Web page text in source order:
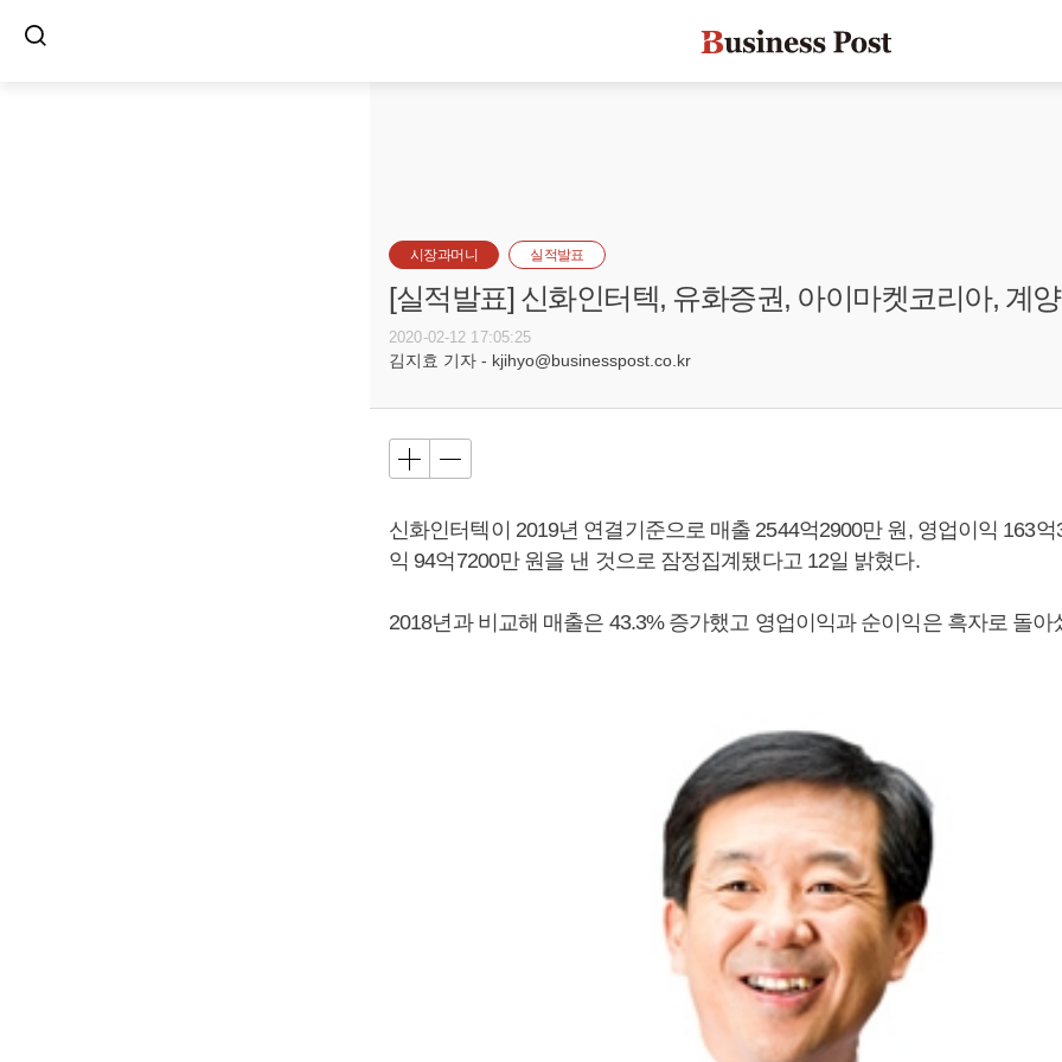
시장과머니 실적발표
[실적발표] 신화인터텍, 유화증권, 아이마켓코리아, 계
2020-02-12 17:05:25
김지효 기자 - kjihyo@businesspost.co.kr
신화인터텍이 2019년 연결기준으로 매출 2544억2900만 원, 영업이익 163억
익 94억7200만 원을 낸 것으로 잠정집계됐다고 12일 밝혔다.
2018년과 비교해 매출은 43.3% 증가했고 영업이익과 순이익은 흑자로 돌